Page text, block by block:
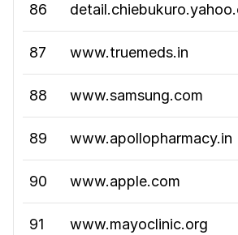
86
87 www.truemeds.in
88 www.samsung.com
89 www.apollopharmacy.in
90 www.apple.com
91 www.mayoclinic.org